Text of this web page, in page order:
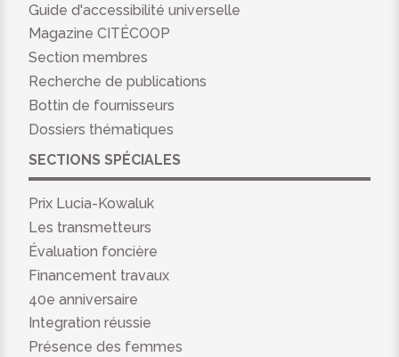
Guide d'accessibilité universelle
Magazine CITÉCOOP
Section membres
Recherche de publications
Bottin de fournisseurs
Dossiers thématiques
SECTIONS SPÉCIALES
Prix Lucia-Kowaluk
Les transmetteurs
Évaluation foncière
Financement travaux
40e anniversaire
Integration réussie
Présence des femmes